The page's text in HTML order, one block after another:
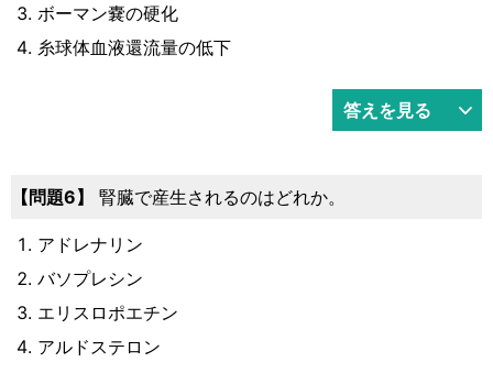
ボーマン嚢の硬化
糸球体血液還流量の低下
答えを見る
6 腎臓で産生されるのはどれか。
アドレナリン
バソプレシン
エリスロポエチン
アルドステロン